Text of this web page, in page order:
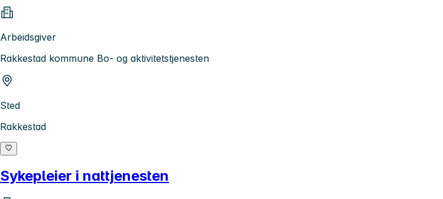
Arbeidsgiver
Rakkestad kommune Bo- og aktivitetstjenesten
Sted
Rakkestad
Sykepleier i nattjenesten